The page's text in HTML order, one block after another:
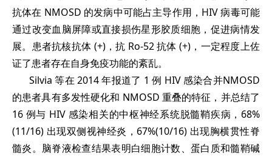
抗体在 NMOSD 的发病中可能占主导作用，HIV 病毒可能
通过改变血脑屏障或直接损伤星形胶质细胞，促进病情发
展。患者抗核抗体 (+)，抗 Ro-52 抗体 (+)，一定程度上佐
证了患者存在自身免疫功能的紊乱。
Silvia 等在 2014 年报道了 1 例 HIV 感染合并NMOSD
的患者具有多发性硬化和 NMOSD 重叠的特征，并总结了
16 例与 HIV 感染相关的中枢神经系统脱髓鞘疾病，68%
(11/16) 出现双侧视神经炎，67%(10/16) 出现胸横贯性脊
髓炎。脑脊液检查结果表明白细胞计数、蛋白质和髓鞘碱